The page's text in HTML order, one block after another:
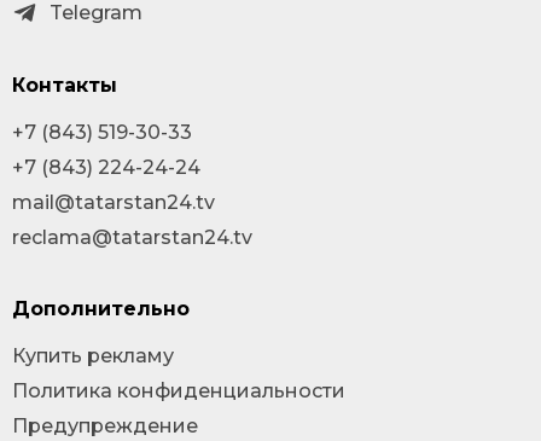
Telegram
Контакты
+7 (843) 519-30-33
+7 (843) 224-24-24
mail@tatarstan24.tv
reclama@tatarstan24.tv
Дополнительно
Купить рекламу
Политика конфиденциальности
Предупреждение